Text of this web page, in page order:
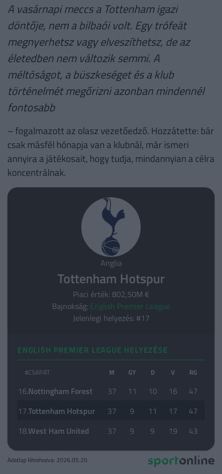
A vasárnapi meccs a Tottenham igazi
döntője, nem a bilbaói volt. Egy trófeát
megnyerhetsz vagy elveszíthetsz, de az
életedben nem változik semmi. A
méltóságot, a büszkeséget és a klub
történelmét megőrizni azonban mindennél
fontosabb
– fogalmazott az olasz vezetőedző. Hozzátette: bár
csak másfél hónapja van a klubnál, már ismeri
annyira a játékosait, hogy tudja, mindannyian a célra
koncentrálnak.
Anglia
Tottenham Hotspur
Piaci érték: 802,50M €
Bajnokság: English Premier League
Jelenlegi helyezés: #17
ENGLISH PREMIER LEAGUE HELYEZÉSE
#CSAPAT M GY D V RG
16.Nottingham Forest 37 11 10 16 47
17.Tottenham Hotspur 37 9 11 17 47
18.West Ham United 37 9 9 19 43
Adatlap létrehozva: 2026.05.20.